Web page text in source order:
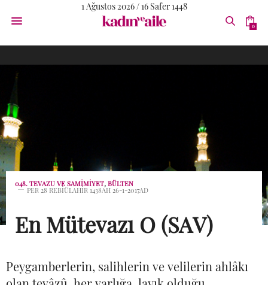
1 Ağustos 2026 / 16 Safer 1448
0
048. TEVAZU VE SAMIMIYET, BÜLTEN
PER 28 REBIÜLAHIR 1438AH 26-1-2017AD
En Mütevazı O (SAV)
Peygamberlerin, salihlerin ve velilerin ahlâkı